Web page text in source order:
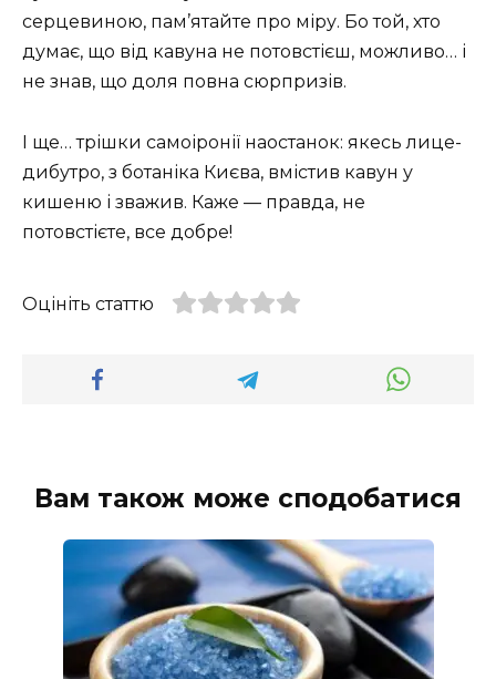
серцевиною, пам’ятайте про міру. Бо той, хто
думає, що від кавуна не потовстієш, можливо… і
не знав, що доля повна сюрпризів.
І ще… трішки самоіронії наостанок: якесь лице-
дибутро, з ботаніка Києва, вмістив кавун у
кишеню і зважив. Каже — правда, не
потовстієте, все добре!
Оцініть статтю
Вам також може сподобатися